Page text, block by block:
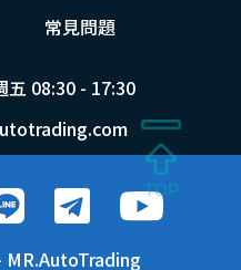
常見問題
五 08:30 - 17:30